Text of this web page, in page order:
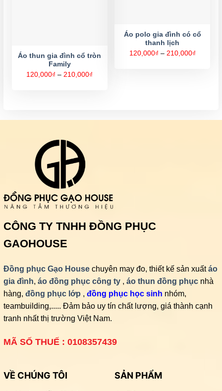
Áo thun gia đình cổ tròn
Family
120,000₫ – 210,000₫
Áo polo gia đình có cổ
thanh lịch
120,000₫ – 210,000₫Khoảng
CÔNG TY TNHH ĐỒNG PHỤC
GAOHOUSE
Đồng phục Gạo Housechuyên may đo, thiết kế sản xuấtáo
gia đình, áo đồng phục công ty, áo thun đồng phụcnhà
hàng, đồng phục lớp , đồng phục học sinh nhóm,
teambuilding,..... Đảm bảo uy tín chất lượng, giá thành cạnh
tranh nhất thị trường Việt Nam.
MÃ SỐ THUẾ : 0108357439
VỀ CHÚNG TÔI SẢN PHẨM